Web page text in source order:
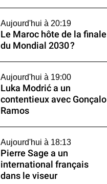
Aujourd'hui à 20:19
Le Maroc hôte de la finale
du Mondial 2030 ?
Aujourd'hui à 19:00
Luka Modrić a un
contentieux avec Gonçalo
Ramos
Aujourd'hui à 18:13
Pierre Sage a un
international français
dans le viseur